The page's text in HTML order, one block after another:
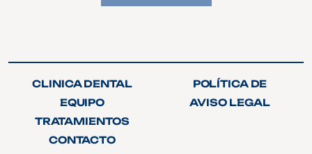
CLINICA DENTAL
EQUIPO
TRATAMIENTOS
CONTACTO
POLÍTICA DE
PRIVACIDAD
AVISO LEGAL